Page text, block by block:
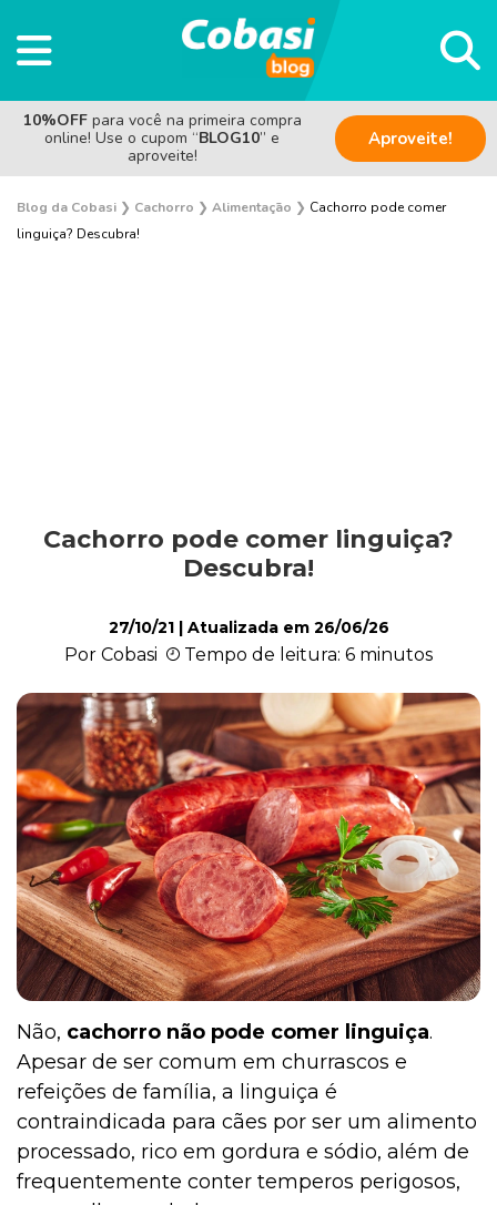
10%OFF para você na primeira compra
online! Use o cupom “BLOG10” e
aproveite!
Aproveite!
Blog da Cobasi ❯ Cachorro ❯ Alimentação ❯ Cachorro pode comer
linguiça? Descubra!
Alimentação
Curiosidades
Filhotes
Higiene
Saúde
Cachorro pode comer linguiça?
Descubra!
27/10/21| Atualizada em 26/06/26
Por Cobasi Tempo de leitura: 6 minutos
Não, cachorro não pode comer linguiça.
Apesar de ser comum em churrascos e
refeições de família, a linguiça é
contraindicada para cães por ser um alimento
processado, rico em gordura e sódio, além de
frequentemente conter temperos perigosos,